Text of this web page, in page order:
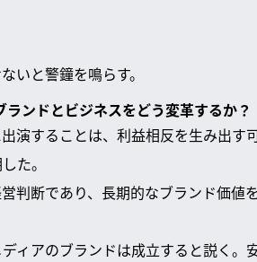
いと警鐘を鳴らす。
ンドとビジネスをどう変革するか？
演することは、利益相反を生み出す
た。
判断であり、長期的なブランド価値
ィアのブランドは成立すると説く。